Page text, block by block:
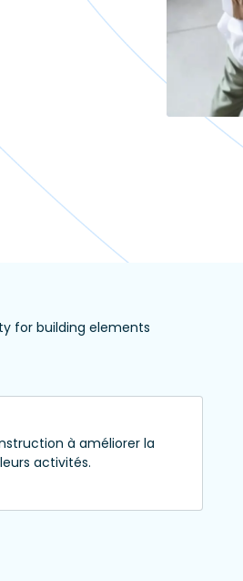
for building elements
à améliorer la
activités.